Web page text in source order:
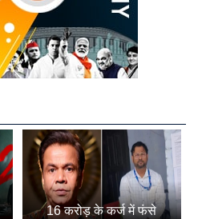
16 करोड़ के कर्ज में फंसे